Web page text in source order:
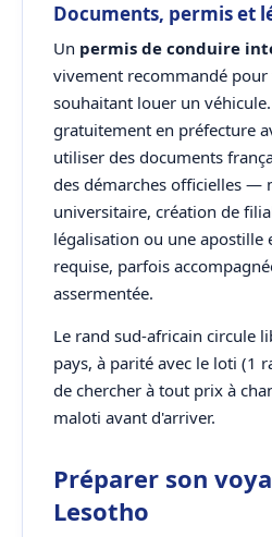
Documents, permis et
Un permis de conduire
vivement recommandé
souhaitant louer un
gratuitement en préfecture
utiliser des documents
des démarches officielles —
universitaire, création de
légalisation ou une apostille
requise, parfois
assermentée.
Le rand sud-africain circule
pays, à parité avec le loti (1
de chercher à tout prix à
maloti avant d'arriver.
Préparer son
Lesotho